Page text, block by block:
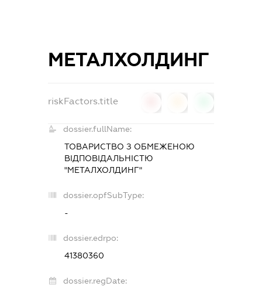
МЕТАЛХОЛДИНГ
riskFactors.title
dossier.fullName:
ТОВАРИСТВО З ОБМЕЖЕНОЮ
ВІДПОВІДАЛЬНІСТЮ
"МЕТАЛХОЛДИНГ"
dossier.opfSubType:
-
dossier.edrpo:
41380360
dossier.regDate: